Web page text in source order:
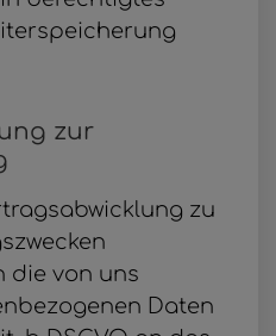
zur
zu
die von uns
Daten